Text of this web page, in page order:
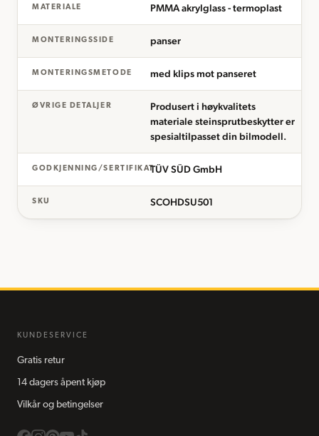
MATERIALE PMMA akrylglass - termoplast
MONTERINGSSIDE panser
MONTERINGSMETODE med klips mot panseret
ØVRIGE DETALJER
Produsert i høykvalitets
materiale steinsprutbeskytter er
spesialtilpasset din bilmodell.
GODKJENNING/SERTIFIKATTÜV SÜD GmbH
SKU SCOHDSU501
KUNDESERVICE
Gratis retur
14 dagers åpent kjøp
Vilkår og betingelser